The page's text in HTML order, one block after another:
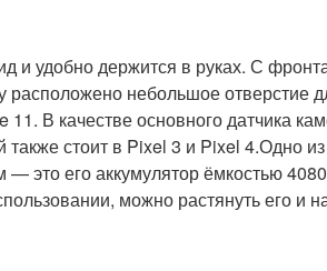
и удобно держится в руках. С
расположено небольшое
11. В качестве основного датчика
стоит в Pixel 3 и Pixel 4.Одно
это его аккумулятор ёмкостью
можно растянуть его и